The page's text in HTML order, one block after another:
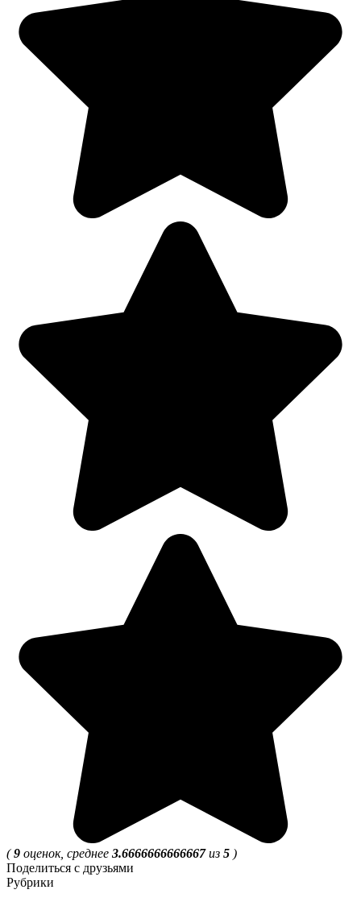
(9 оценок, среднее 3.6666666666667из 5 )
Поделиться с друзьями
Рубрики